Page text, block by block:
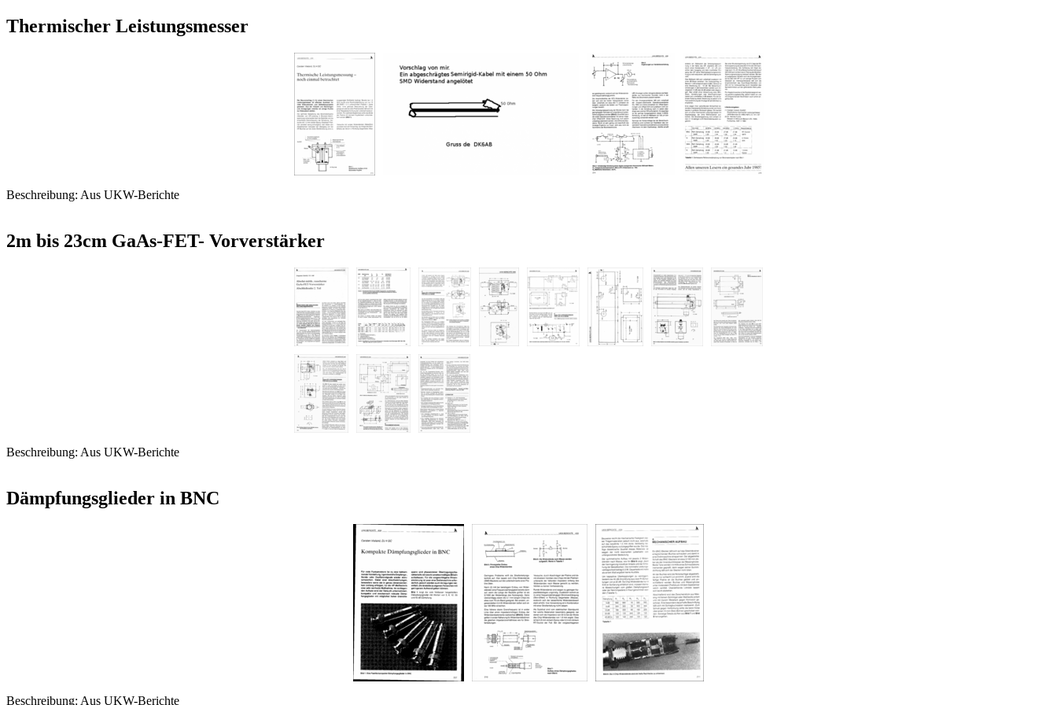
Thermischer Leistungsmesser
Beschreibung: Aus UKW-Berichte
2m bis 23cm GaAs-FET- Vorverstärker
Beschreibung: Aus UKW-Berichte
Dämpfungsglieder in BNC
Beschreibung: Aus UKW-Berichte